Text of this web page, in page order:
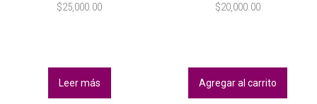
$25,000.00
Leer más
$20,000.00
Agregar al carrito